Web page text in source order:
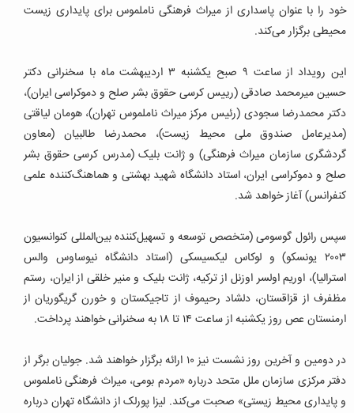
خود را با عنوان پاسداری از میراث فرهنگی ناملموس برای پایداری زیست
محیطی برگزار می‌کند.
این رویداد از ساعت ۹ صبح یکشنبه ۳ اردیبهشت ماه با سخنرانی دکتر
حسین میرمحمد صادقی (رییس کرسی حقوق بشر صلح و دموکراسی ایران)،
دکتر محمدرضا سجودی (رئیس مرکز میراث ناملموس تهران)، هومان لیاقتی
(مدیرعامل صندوق ملی محیط زیست)، محمدرضا طالبیان (معاون
گردشگری سازمان میراث فرهنگی) و ژانت بلیک (مدرس کرسی حقوق بشر
صلح و دموکراسی ایران، استاد دانشگاه شهید بهشتی و هماهنگ‌کننده علمی
کنفرانس) آغاز خواهد شد.
سپس رائول گوسومی (متخصص توسعه و تسهیل‌کننده بین‌المللی کنوانسیون
۲۰۰۳ یونسکو) و لوکاس لیکسیسکی (استاد دانشگاه نیوساوس والس
استرالیا)، اوریم اولسر اوزنل از ترکیه، ژانت بلیک و منیر خلقی از ایران، رستم
مظفرف از قزاقستان، دلشاد رحیموف از تاجیکستان و خورن گریگوریان از
ارمنستان عص روز یکشنبه از ساعت ۱۴ تا ۱۸ به سخنرانی خواهند پرداخت.
در دومین و آخرین روز نشست نیز ۱۰ ارائه برگزار خواهند شد. جولیان برگر از
دفتر مرکزی سازمان ملل متحد درباره «مردم بومی، میراث فرهنگی ناملموس
و پایداری محیط زیستی» صحبت می‌کند. لیزا پورلک از دانشگاه تهران درباره